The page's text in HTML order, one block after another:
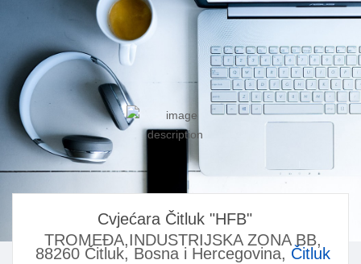
Cvjećara Čitluk "HFB"
TROMEĐA,INDUSTRIJSKA ZONA BB,
88260 Čitluk, Bosna i Hercegovina, Čitluk